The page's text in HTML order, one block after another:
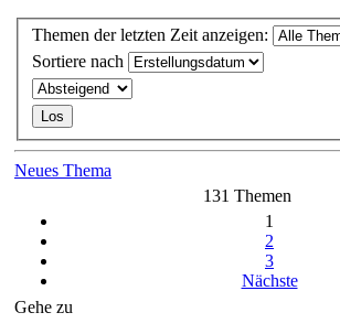
Themen der letzten Zeit anzeigen:
Sortiere nach
Neues Thema
131 Themen
1
2
3
Nächste
Gehe zu